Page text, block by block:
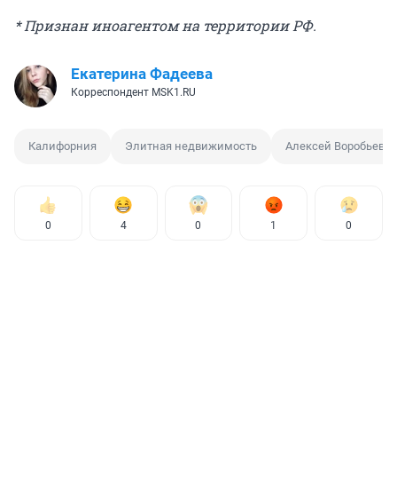
* Признан иноагентом на территории РФ.
Екатерина Фадеева
Корреспондент MSK1.RU
Калифорния Элитная недвижимость Алексей Воробьев
0 4 0 1 0